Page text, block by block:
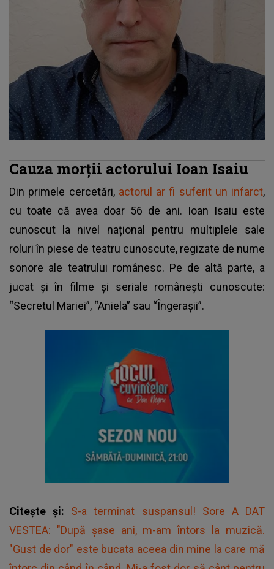
Cauza morții actorului Ioan Isaiu
Din primele cercetări, actorul ar fi suferit un infarct,
cu toate că avea doar 56 de ani. Ioan Isaiu este
cunoscut la nivel național pentru multiplele sale
roluri în piese de teatru cunoscute, regizate de nume
sonore ale teatrului românesc. Pe de altă parte, a
jucat și în filme și seriale românești cunoscute:
“Secretul Mariei”, “Aniela” sau “Îngerașii”.
Citește și: S-a terminat suspansul! Sore A DAT
VESTEA: "După șase ani, m-am întors la muzică.
"Gust de dor" este bucata aceea din mine la care mă